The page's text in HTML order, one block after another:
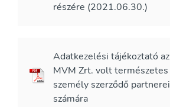
részére (2021.06.30.)
Adatkezelési tájékoztató az
MVM Zrt. volt természetes
személy szerződő partnerei
számára